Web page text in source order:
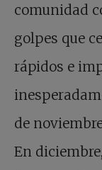
comunidad
golpes que
rápidos e
de
En